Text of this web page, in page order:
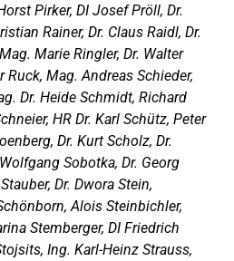
Pirker, DI Josef Pröll, Dr.
Rainer, Dr. Claus Raidl, Dr.
Marie Ringler, Dr. Walter
Ruck, Mag. Andreas Schieder,
Dr. Heide Schmidt, Richard
HR Dr. Karl Schütz, Peter
Dr. Kurt Scholz, Dr.
Sobotka, Dr. Georg
Dr. Dwora Stein,
Alois Steinbichler,
Stemberger, DI Friedrich
Ing. Karl-Heinz Strauss,